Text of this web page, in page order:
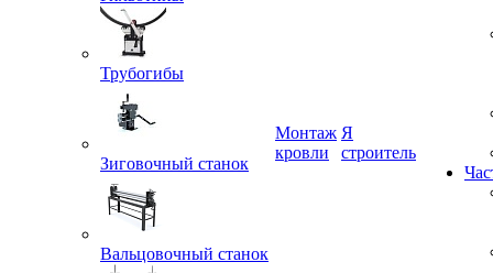
Трубогибы
Зиговочный станок
Вальцовочный станок